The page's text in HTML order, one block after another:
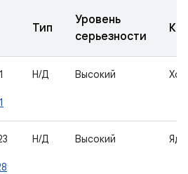
Тип
Уровень
серьезности
Н/Д Высокий
Н/Д Высокий